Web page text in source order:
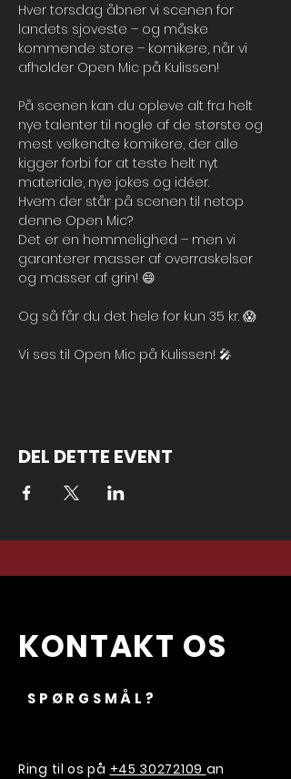
Hver torsdag åbner vi scenen for
landets sjoveste – og måske
kommende store – komikere, når vi
afholder Open Mic på Kulissen!
På scenen kan du opleve alt fra helt
nye talenter til nogle af de største og
mest velkendte komikere, der alle
kigger forbi for at teste helt nyt
materiale, nye jokes og idéer.
Hvem der står på scenen til netop
denne Open Mic?
Det er en hemmelighed – men vi
garanterer masser af overraskelser
og masser af grin! 😄
Og så får du det hele for kun 35 kr. 😱
Vi ses til Open Mic på Kulissen! 🎤
DEL DETTE EVENT
KONTAKT OS
SPØRGSMÅL?
Ring til os på +45 30272109 an